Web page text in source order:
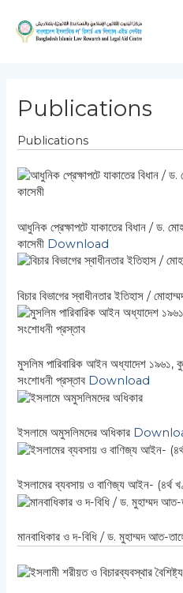
content
Publications
Publications
আধুনিক প্রেক্ষাপটে যাকাতের বিধান / ড.
কাসেমী Download
বিচার বিভাগের স্বাধীনতার ইতিহাস /
মুসলিম পারিবারিক আইন অধ্যাদেশ
সংশোধনী প্রস্তাব Download
ইসলামে অমুসলিমদের অধিকার
ইসলামের ব্যবসায় ও বাণিজ্য আইন- (৪র্থ
মানবাধিকার ও দ-বিধি / ড. মুহাম্মদ আত-